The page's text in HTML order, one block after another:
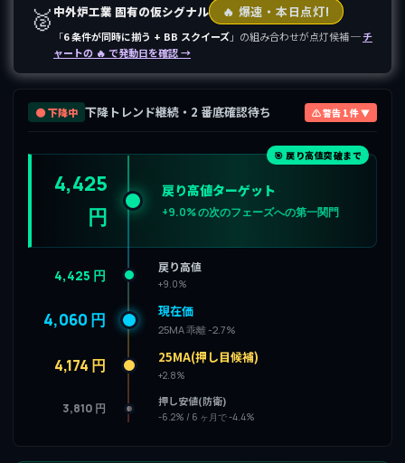
🥈 中外炉工業 固有の仮シグナル 🔥 爆速・本日点灯!
「6 条件が同時に揃う + BB スクイーズ」の組み合わせが点灯候補 ─チ
ャートの 🔥 で発動日を確認 →
🟤 下降中 下降トレンド継続・2 番底確認待ち ⚠ 警告 1 件 ▼
🎯 戻り高値突破まで
4,425
円
戻り高値ターゲット
+9.0% の次のフェーズへの第一関門
4,425 円 戻り高値
+9.0%
4,060 円 現在価
25MA 乖離 -2.7%
4,174 円 25MA(押し目候補)
+2.8%
3,810 円 押し安値(防衛)
-6.2% / 6 ヶ月で -4.4%